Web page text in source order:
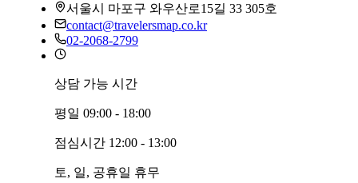
서울시 마포구 와우산로15길 33 305호
contact@travelersmap.co.kr
02-2068-2799
상담 가능 시간
평일 09:00 - 18:00
점심시간 12:00 - 13:00
토, 일, 공휴일 휴무